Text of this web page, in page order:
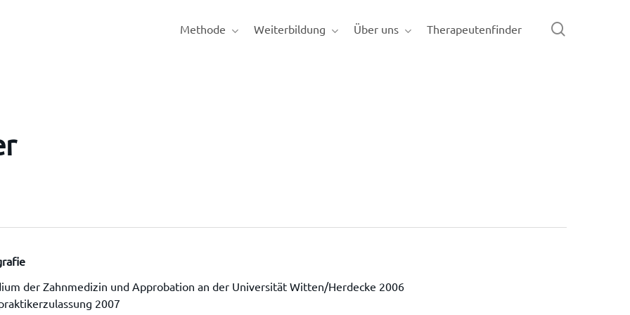
Methode Weiterbildung Über uns Therapeutenfinder
der Zahnmedizin und Approbation an der Universität Witten/Herdecke 2006
2007